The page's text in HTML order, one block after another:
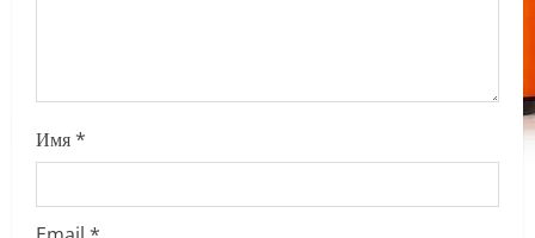
Имя*